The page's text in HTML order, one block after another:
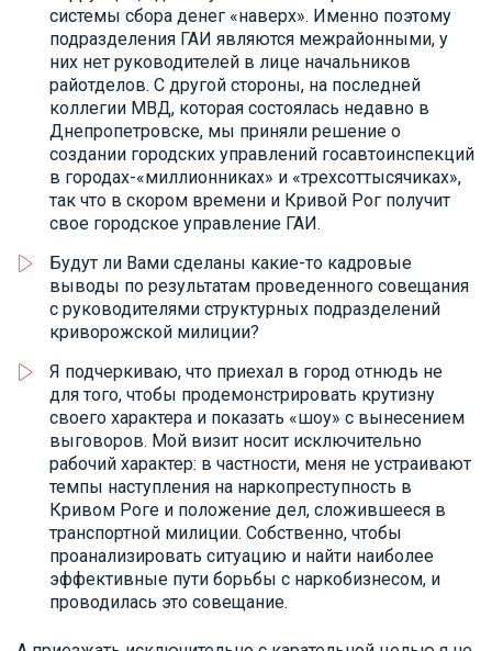
системы сбора денег «наверх». Именно поэтому
подразделения ГАИ являются межрайонными, у
них нет руководителей в лице начальников
райотделов. С другой стороны, на последней
коллегии МВД, которая состоялась недавно в
Днепропетровске, мы приняли решение о
создании городских управлений госавтоинспекций
в городах-«миллионниках» и «трехсоттысячиках»,
так что в скором времени и Кривой Рог получит
свое городское управление ГАИ.
Будут ли Вами сделаны какие-то кадровые
выводы по результатам проведенного совещания
с руководителями структурных подразделений
криворожской милиции?
Я подчеркиваю, что приехал в город отнюдь не
для того, чтобы продемонстрировать крутизну
своего характера и показать «шоу» с вынесением
выговоров. Мой визит носит исключительно
рабочий характер: в частности, меня не устраивают
темпы наступления на наркопреступность в
Кривом Роге и положение дел, сложившееся в
транспортной милиции. Собственно, чтобы
проанализировать ситуацию и найти наиболее
эффективные пути борьбы с наркобизнесом, и
проводилась это совещание.